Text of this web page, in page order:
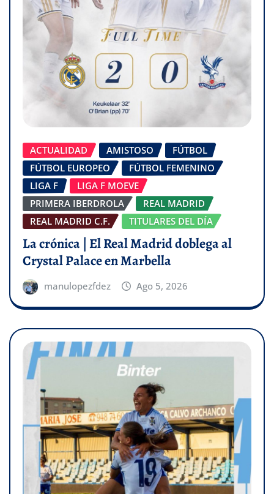
ACTUALIDAD AMISTOSO
FÚTBOL
FÚTBOL EUROPEO
FÚTBOL FEMENINO
LIGA F
LIGA F MOEVE
PRIMERA IBERDROLA
REAL MADRID
REAL MADRID C.F.
TITULARES DEL DÍA
La crónica | El Real Madrid doblega al
Crystal Palace en Marbella
manulopezfdez Ago 5, 2026